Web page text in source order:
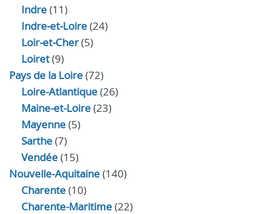
Indre(11)
Indre‑et‑Loire(24)
Loir‑et‑Cher(5)
Loiret(9)
Pays de la Loire(72)
Loire-Atlantique(26)
Maine-et-Loire(23)
Mayenne(5)
Sarthe(7)
Vendée(15)
Nouvelle-Aquitaine(140)
Charente(10)
Charente-Maritime(22)